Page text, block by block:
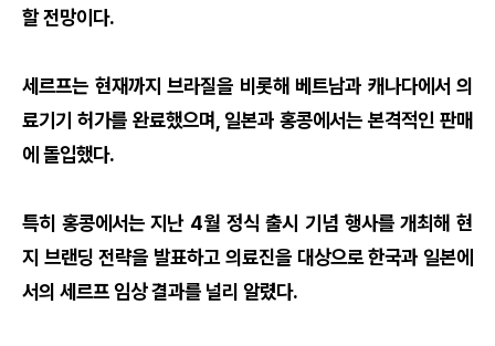
할 전망이다.
세르프는 현재까지 브라질을 비롯해 베트남과 캐나다에서 의
료기기 허가를 완료했으며, 일본과 홍콩에서는 본격적인 판매
에 돌입했다.
특히 홍콩에서는 지난 4월 정식 출시 기념 행사를 개최해 현
지 브랜딩 전략을 발표하고 의료진을 대상으로 한국과 일본에
서의 세르프 임상 결과를 널리 알렸다.